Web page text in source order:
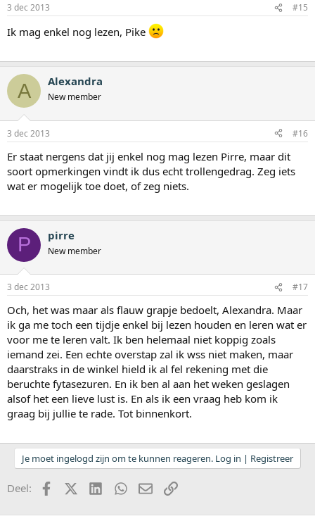
3 dec 2013 #15
Ik mag enkel nog lezen, Pike
A Alexandra
New member
3 dec 2013 #16
Er staat nergens dat jij enkel nog mag lezen Pirre, maar dit
soort opmerkingen vindt ik dus echt trollengedrag. Zeg iets
wat er mogelijk toe doet, of zeg niets.
P pirre
New member
3 dec 2013 #17
Och, het was maar als flauw grapje bedoelt, Alexandra. Maar
ik ga me toch een tijdje enkel bij lezen houden en leren wat er
voor me te leren valt. Ik ben helemaal niet koppig zoals
iemand zei. Een echte overstap zal ik wss niet maken, maar
daarstraks in de winkel hield ik al fel rekening met die
beruchte fytasezuren. En ik ben al aan het weken geslagen
alsof het een lieve lust is. En als ik een vraag heb kom ik
graag bij jullie te rade. Tot binnenkort.
Je moet ingelogd zijn om te kunnen reageren. Log in | Registreer
Deel: FacebookX (Twitter)LinkedInWhatsApp
E-mailkoppeling